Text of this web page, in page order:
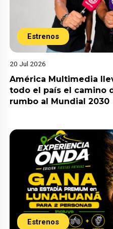
Estrenos
20 Jul 2026
América Multimedia
todo el país el camino
rumbo al Mundial 2030
Estrenos